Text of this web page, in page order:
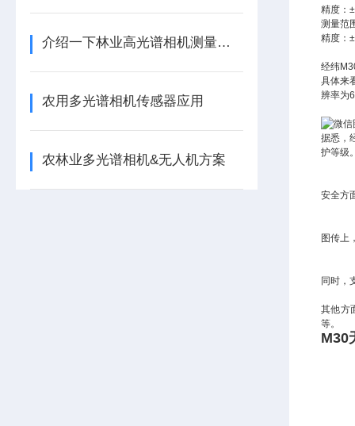
介绍一下林业高光谱相机测量技术的三个特征
农用多光谱相机传感器应用
农林业多光谱相机&无人机方案
精度：
测量范
精度：
经纬
具体来
辨率为
据悉，
护等级
安全方
图传上
同时，
其他方
等。
M30